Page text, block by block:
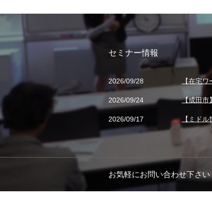
セミナー情報
2026/09/28 【在宅
2026/09/24 【成田市
2026/09/17 【ミド
お気軽にお問い合わせ下さい